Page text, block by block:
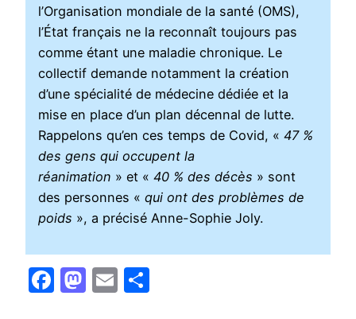
l’Organisation mondiale de la santé (OMS),
l’État français ne la reconnaît toujours pas
comme étant une maladie chronique. Le
collectif demande notamment la création
d’une spécialité de médecine dédiée et la
mise en place d’un plan décennal de lutte.
Rappelons qu’en ces temps de Covid, «47 %
des gens qui occupent la
réanimation » et «40 % des décès » sont
des personnes « qui ont des problèmes de
poids », a précisé Anne-Sophie Joly.
Facebook
Mastodon
Email